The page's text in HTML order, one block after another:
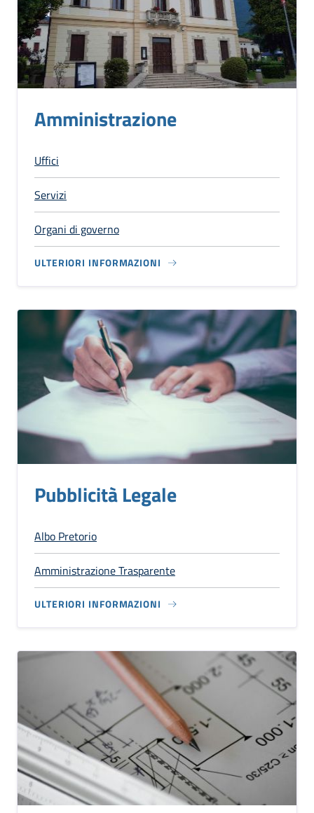
Amministrazione
Uffici
Servizi
Organi di governo
ULTERIORI INFORMAZIONI
Pubblicità Legale
Albo Pretorio
Amministrazione Trasparente
ULTERIORI INFORMAZIONI